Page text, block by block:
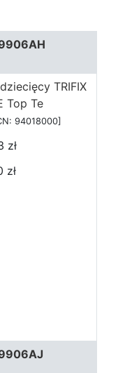
TRIFIX
Top Te
94018000]
zł
zł